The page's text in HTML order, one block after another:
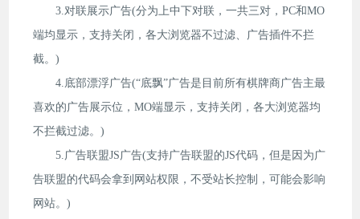
3.对联展示广告(分为上中下对联，一共三对，PC和MO
端均显示，支持关闭，各大浏览器不过滤、广告插件不拦
截。)
4.底部漂浮广告(“底飘”广告是目前所有棋牌商广告主最
喜欢的广告展示位，MO端显示，支持关闭，各大浏览器均
不拦截过滤。)
5.广告联盟JS广告(支持广告联盟的JS代码，但是因为广
告联盟的代码会拿到网站权限，不受站长控制，可能会影响
网站。)